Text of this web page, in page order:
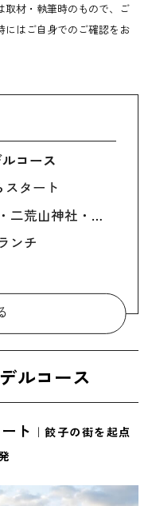
取材・執筆時のもので、ご
にはご自身でのご確認をお
コース
タート
【10:00】日光東照宮・二荒山神社・輪王寺
ンチ
でディナー
コース
を出発
クウェア
ンチ
ルコース
ト ｜餃子の街を起点